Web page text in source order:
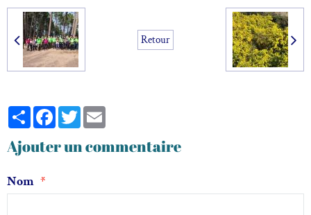
Retour
PartagerFacebook
Twitter
Ajouter un commentaire
Nom